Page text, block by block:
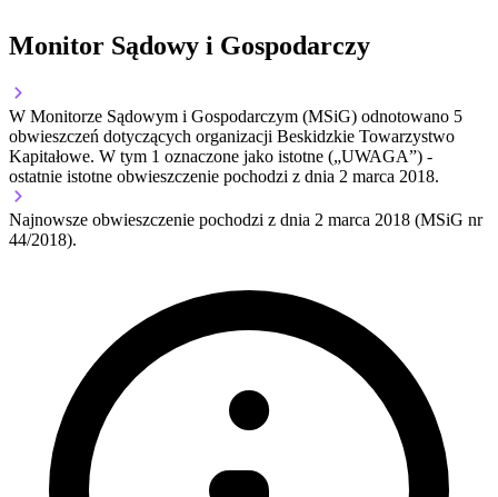
Monitor Sądowy i Gospodarczy
W Monitorze Sądowym i Gospodarczym (MSiG) odnotowano 5
obwieszczeń dotyczących organizacji Beskidzkie Towarzystwo
Kapitałowe. W tym 1 oznaczone jako istotne („UWAGA”) -
ostatnie istotne obwieszczenie pochodzi z dnia 2 marca 2018.
Najnowsze obwieszczenie pochodzi z dnia 2 marca 2018 (MSiG nr
44/2018).